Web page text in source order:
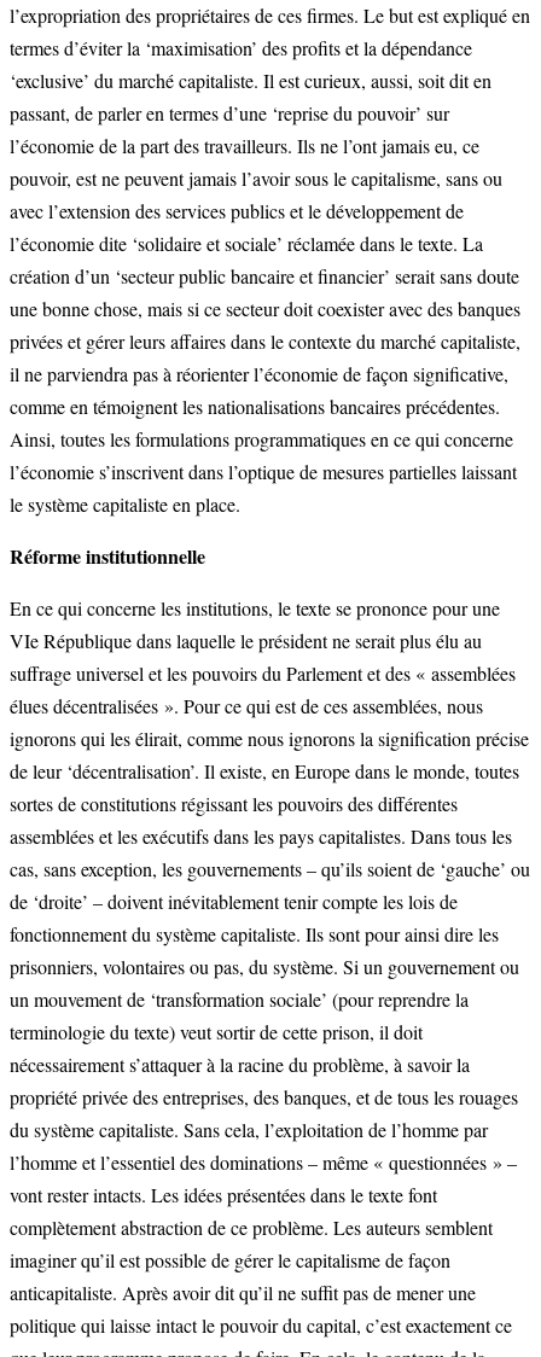
l’expropriation des propriétaires de ces firmes. Le but est expliqué en
termes d’éviter la ‘maximisation’ des profits et la dépendance
‘exclusive’ du marché capitaliste. Il est curieux, aussi, soit dit en
passant, de parler en termes d’une ‘reprise du pouvoir’ sur
l’économie de la part des travailleurs. Ils ne l’ont jamais eu, ce
pouvoir, est ne peuvent jamais l’avoir sous le capitalisme, sans ou
avec l’extension des services publics et le développement de
l’économie dite ‘solidaire et sociale’ réclamée dans le texte. La
création d’un ‘secteur public bancaire et financier’ serait sans doute
une bonne chose, mais si ce secteur doit coexister avec des banques
privées et gérer leurs affaires dans le contexte du marché capitaliste,
il ne parviendra pas à réorienter l’économie de façon significative,
comme en témoignent les nationalisations bancaires précédentes.
Ainsi, toutes les formulations programmatiques en ce qui concerne
l’économie s’inscrivent dans l’optique de mesures partielles laissant
le système capitaliste en place.
Réforme institutionnelle
En ce qui concerne les institutions, le texte se prononce pour une
VIe République dans laquelle le président ne serait plus élu au
suffrage universel et les pouvoirs du Parlement et des « assemblées
élues décentralisées ». Pour ce qui est de ces assemblées, nous
ignorons qui les élirait, comme nous ignorons la signification précise
de leur ‘décentralisation’. Il existe, en Europe dans le monde, toutes
sortes de constitutions régissant les pouvoirs des différentes
assemblées et les exécutifs dans les pays capitalistes. Dans tous les
cas, sans exception, les gouvernements – qu’ils soient de ‘gauche’ ou
de ‘droite’ – doivent inévitablement tenir compte les lois de
fonctionnement du système capitaliste. Ils sont pour ainsi dire les
prisonniers, volontaires ou pas, du système. Si un gouvernement ou
un mouvement de ‘transformation sociale’ (pour reprendre la
terminologie du texte) veut sortir de cette prison, il doit
nécessairement s’attaquer à la racine du problème, à savoir la
propriété privée des entreprises, des banques, et de tous les rouages
du système capitaliste. Sans cela, l’exploitation de l’homme par
l’homme et l’essentiel des dominations – même « questionnées » –
vont rester intacts. Les idées présentées dans le texte font
complètement abstraction de ce problème. Les auteurs semblent
imaginer qu’il est possible de gérer le capitalisme de façon
anticapitaliste. Après avoir dit qu’il ne suffit pas de mener une
politique qui laisse intact le pouvoir du capital, c’est exactement ce